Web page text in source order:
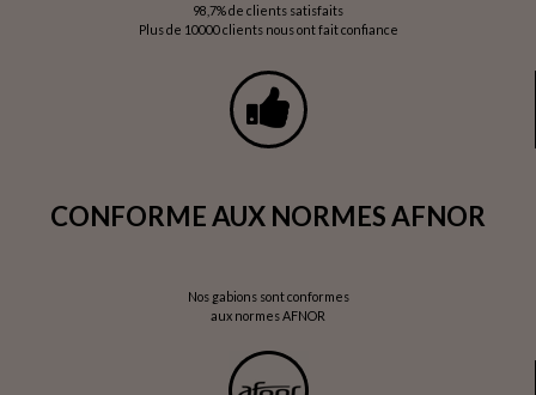
98,7% de clients satisfaits
Plus de 10000 clients nous ont fait confiance
CONFORME AUX NORMES AFNOR
Nos gabions sont conformes
aux normes AFNOR